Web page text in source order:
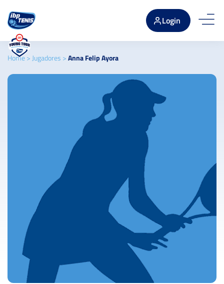
Login
Home> Jugadores >Anna Felip Ayora